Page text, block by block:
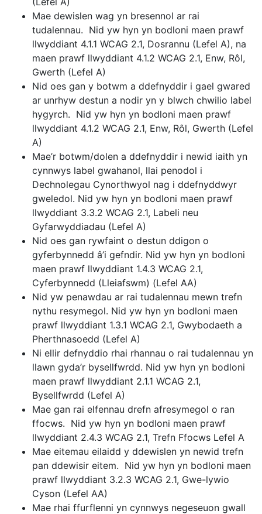
Mae dewislen wag yn bresennol ar rai
tudalennau. Nid yw hyn yn bodloni maen prawf
llwyddiant 4.1.1 WCAG 2.1, Dosrannu (Lefel A), na
maen prawf llwyddiant 4.1.2 WCAG 2.1, Enw, Rôl,
Gwerth (Lefel A)
Nid oes gan y botwm a ddefnyddir i gael gwared
ar unrhyw destun a nodir yn y blwch chwilio label
hygyrch. Nid yw hyn yn bodloni maen prawf
llwyddiant 4.1.2 WCAG 2.1, Enw, Rôl, Gwerth (Lefel
A)
Mae’r botwm/dolen a ddefnyddir i newid iaith yn
cynnwys label gwahanol, llai penodol i
Dechnolegau Cynorthwyol nag i ddefnyddwyr
gweledol. Nid yw hyn yn bodloni maen prawf
llwyddiant 3.3.2 WCAG 2.1, Labeli neu
Gyfarwyddiadau (Lefel A)
Nid oes gan rywfaint o destun ddigon o
gyferbynnedd â’i gefndir. Nid yw hyn yn bodloni
maen prawf llwyddiant 1.4.3 WCAG 2.1,
Cyferbynnedd (Lleiafswm) (Lefel AA)
Nid yw penawdau ar rai tudalennau mewn trefn
nythu resymegol. Nid yw hyn yn bodloni maen
prawf llwyddiant 1.3.1 WCAG 2.1, Gwybodaeth a
Pherthnasoedd (Lefel A)
Ni ellir defnyddio rhai rhannau o rai tudalennau yn
llawn gyda’r bysellfwrdd. Nid yw hyn yn bodloni
maen prawf llwyddiant 2.1.1 WCAG 2.1,
Bysellfwrdd (Lefel A)
Mae gan rai elfennau drefn afresymegol o ran
ffocws. Nid yw hyn yn bodloni maen prawf
llwyddiant 2.4.3 WCAG 2.1, Trefn Ffocws Lefel A
Mae eitemau eilaidd y ddewislen yn newid trefn
pan ddewisir eitem. Nid yw hyn yn bodloni maen
prawf llwyddiant 3.2.3 WCAG 2.1, Gwe-lywio
Cyson (Lefel AA)
Mae rhai ffurflenni yn cynnwys negeseuon gwall